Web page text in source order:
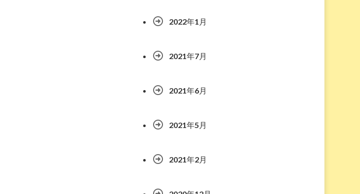
2022年1月
2021年7月
2021年6月
2021年5月
2021年2月